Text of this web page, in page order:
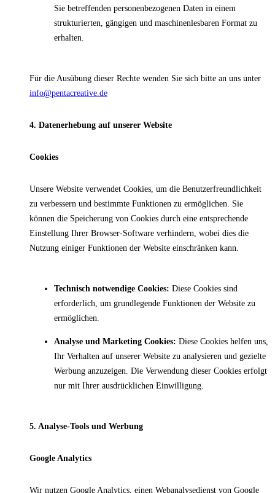
Sie betreffenden personenbezogenen Daten in einem
strukturierten, gängigen und maschinenlesbaren Format zu
erhalten.
Für die Ausübung dieser Rechte wenden Sie sich bitte an uns unter
info@pentacreative.de
4. Datenerhebung auf unserer Website
Cookies
Unsere Website verwendet Cookies, um die Benutzerfreundlichkeit
zu verbessern und bestimmte Funktionen zu ermöglichen. Sie
können die Speicherung von Cookies durch eine entsprechende
Einstellung Ihrer Browser-Software verhindern, wobei dies die
Nutzung einiger Funktionen der Website einschränken kann.
Technisch notwendige Cookies: Diese Cookies sind
erforderlich, um grundlegende Funktionen der Website zu
ermöglichen.
Analyse und Marketing Cookies: Diese Cookies helfen uns,
Ihr Verhalten auf unserer Website zu analysieren und gezielte
Werbung anzuzeigen. Die Verwendung dieser Cookies erfolgt
nur mit Ihrer ausdrücklichen Einwilligung.
5. Analyse-Tools und Werbung
Google Analytics
Wir nutzen Google Analytics, einen Webanalysedienst von Google